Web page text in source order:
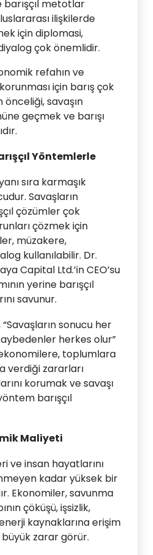
barışçıl metotlar
ilişkilerde
için diplomasi,
çok önemlidir.
refahın ve
için barış çok
önceliği, savaşın
geçmek ve barışı
Yöntemlerle
sıra karmaşık
Savaşların
çözümler çok
çözmek için
müzakere,
kullanılabilir. Dr.
Capital Ltd.’in CEO’su
yerine barışçıl
savunur.
sonucu her
herkes olur”
toplumlara
verdiği zararları
korumak ve savaşı
barışçıl
Maliyeti
ve insan hayatlarını
kadar yüksek bir
Ekonomiler, savunma
çöküşü, işsizlik,
kaynaklarına erişim
zarar görür.